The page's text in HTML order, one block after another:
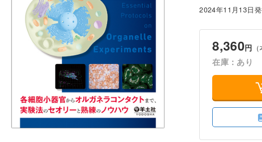
2024年11月13日
8,360円
在庫：あり